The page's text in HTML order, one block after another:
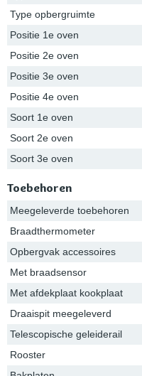
Type opbergruimte
Positie 1e oven
Positie 2e oven
Positie 3e oven
Positie 4e oven
Soort 1e oven
Soort 2e oven
Soort 3e oven
Toebehoren
Meegeleverde toebehoren
Braadthermometer
Opbergvak accessoires
Met braadsensor
Met afdekplaat kookplaat
Draaispit meegeleverd
Telescopische geleiderail
Rooster